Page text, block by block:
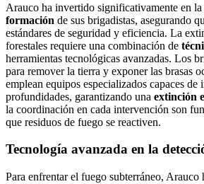
Arauco ha invertido significativamente en la
formación de sus brigadistas, asegurando
estándares de seguridad y eficiencia. La
forestales requiere una combinación de
herramientas tecnológicas avanzadas. Los
para remover la tierra y exponer las brasas
emplean equipos especializados capaces de
profundidades, garantizando una extinción
la coordinación en cada intervención son
que residuos de fuego se reactiven.
Tecnología avanzada en la
Para enfrentar el fuego subterráneo, Arauco